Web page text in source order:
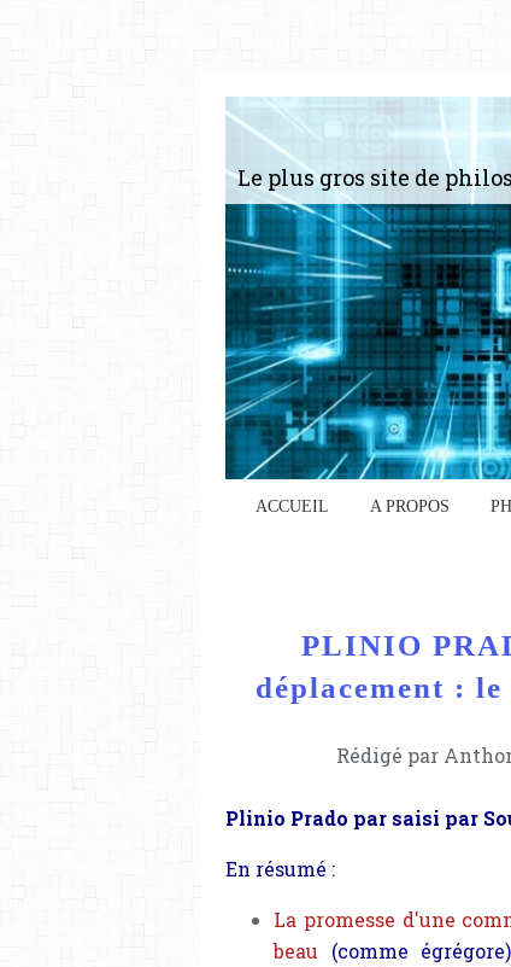
ACCUEIL A PROPOS
PLINIO
déplacement :
Rédigé par
Plinio Prado par saisi par
En résumé :
La promesse d'une
beau (comme égrégore)